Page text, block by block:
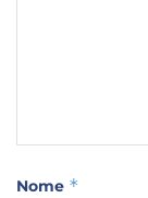
Nome *